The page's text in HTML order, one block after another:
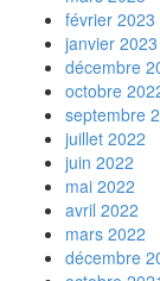
février 2023
janvier 2023
décembre
octobre
septembre
juillet 2022
juin 2022
mai 2022
avril 2022
mars 2022
décembre